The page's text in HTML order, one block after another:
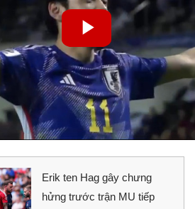
Erik ten Hag gây chưng
hửng trước trận MU tiếp